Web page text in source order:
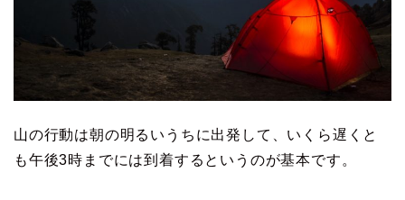
山の行動は朝の明るいうちに出発して、いくら遅くと
も午後3時までには到着するというのが基本です。